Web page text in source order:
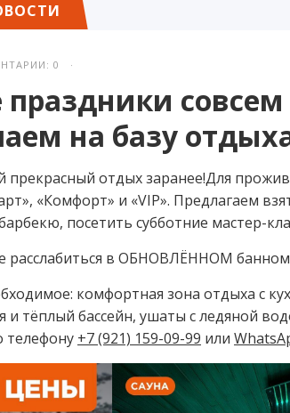
0 ·
совсем
на базу
прекрасный отдых заранее!Для
«Комфорт» и «VIP». Предлагаем
посетить субботние мастер-
расслабиться в ОБНОВЛЁННОМ банном
комфортная зона отдыха с
и тёплый бассейн, ушаты с ледяной
телефону +7 (921) 159-09-99 или